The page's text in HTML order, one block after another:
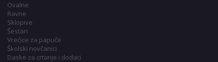
Ovalne
Ravne
Sklopive
Šestari
Vrećice za papuče
Školski novčanici
Daske za crtanje i dodaci